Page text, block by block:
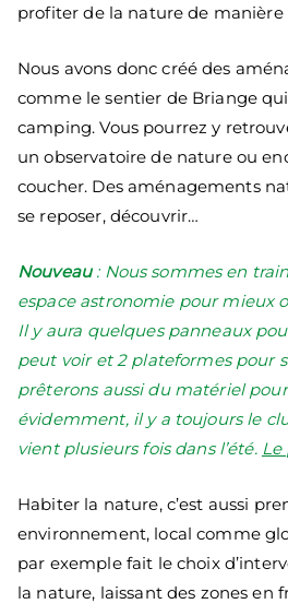
profiter de la nature de manière
Nous avons donc créé des
comme le sentier de Briange
camping. Vous pourrez y
un observatoire de nature ou
coucher. Des aménagements
se reposer, découvrir…
Nouveau: Nous sommes en
espace astronomie pour mieux
Il y aura quelques panneaux
peut voir et 2 plateformes pour
prêterons aussi du matériel
évidemment, il y a toujours le
vient plusieurs fois dans l’été. Le
Habiter la nature, c’est aussi
environnement, local comme
par exemple fait le choix
la nature, laissant des zones en